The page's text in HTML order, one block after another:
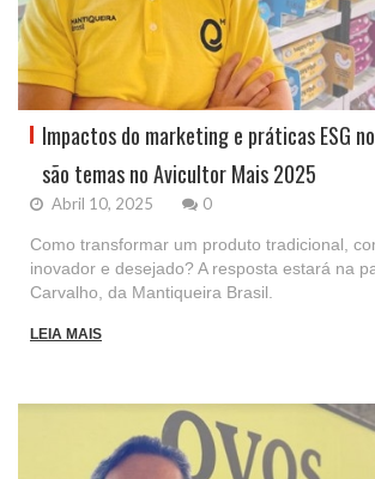
Impactos do marketing e práticas ESG
são temas no Avicultor Mais 2025
Abril 10, 2025 0
Como transformar um produto tradicional,
inovador e desejado? A resposta estará na
Carvalho, da Mantiqueira Brasil.
LEIA MAIS